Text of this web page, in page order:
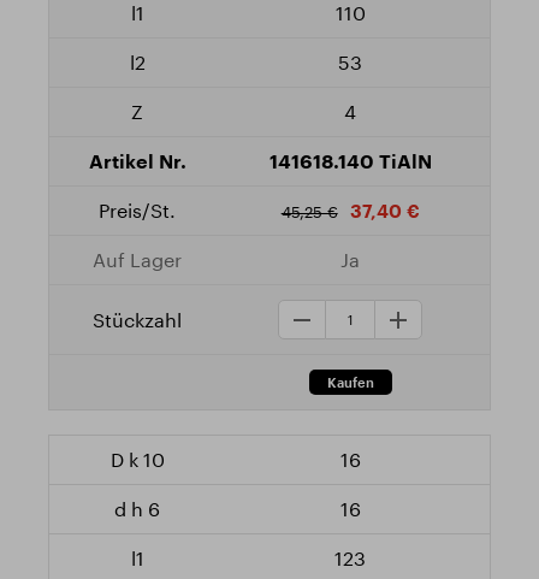
110
53
4
141618.140 TiAlN
45,25 € 37,40 €
Ja
16
16
123